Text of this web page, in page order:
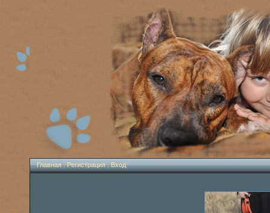
Главная|Регистрация|Вход